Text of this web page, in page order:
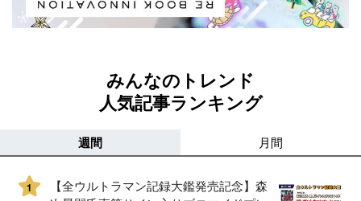
みんなのトレンド
人気記事ランキング
週間 月間
1
【全ウルトラマン記録大鑑発売記念】森